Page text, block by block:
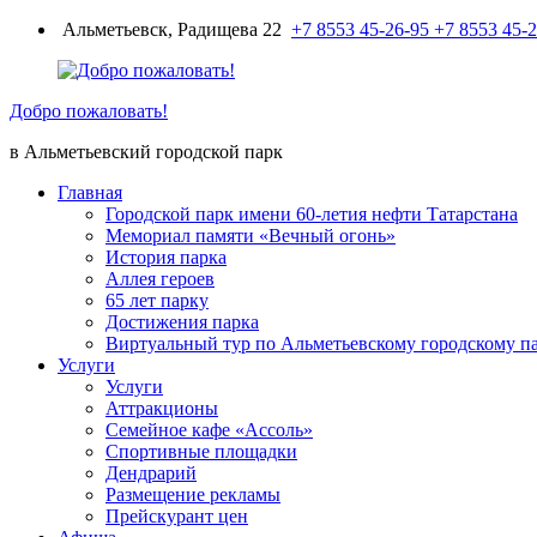
Перейти
содержимому
Альметьевск, Радищева 22 +7 8553 45-26-95 +7 8553 45-
Добро пожаловать!
в Альметьевский городской парк
Главная
Городской парк имени 60-летия нефти Татарстана
Мемориал памяти «Вечный огонь»
История парка
Аллея героев
65 лет парку
Достижения парка
Виртуальный тур по Альметьевскому городскому
Услуги
Услуги
Аттракционы
Семейное кафе «Ассоль»
Спортивные площадки
Дендрарий
Размещение рекламы
Прейскурант цен